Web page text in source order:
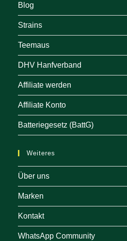
Blog
Strains
Teemaus
DHV Hanfverband
Affiliate werden
Affiliate Konto
Batteriegesetz (BattG)
Weiteres
Über uns
Marken
Kontakt
WhatsApp Community